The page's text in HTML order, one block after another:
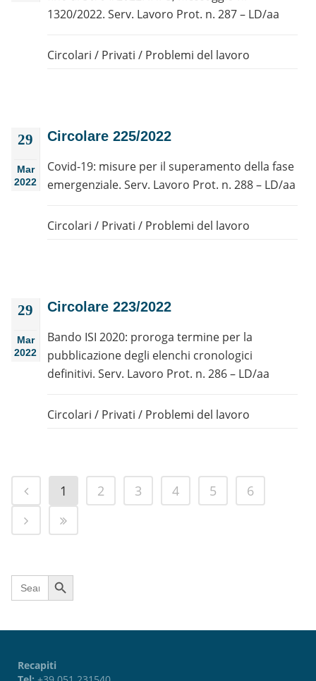
1320/2022. Serv. Lavoro Prot. n. 287 – LD/aa
Circolari / Privati / Problemi del lavoro
29
Mar
2022
Circolare 225/2022
Covid-19: misure per il superamento della fase
emergenziale. Serv. Lavoro Prot. n. 288 – LD/aa
Circolari / Privati / Problemi del lavoro
29
Mar
2022
Circolare 223/2022
Bando ISI 2020: proroga termine per la
pubblicazione degli elenchi cronologici
definitivi. Serv. Lavoro Prot. n. 286 – LD/aa
Circolari / Privati / Problemi del lavoro
1 2 3 4 5 6
Search
for:
Search Button
Recapiti